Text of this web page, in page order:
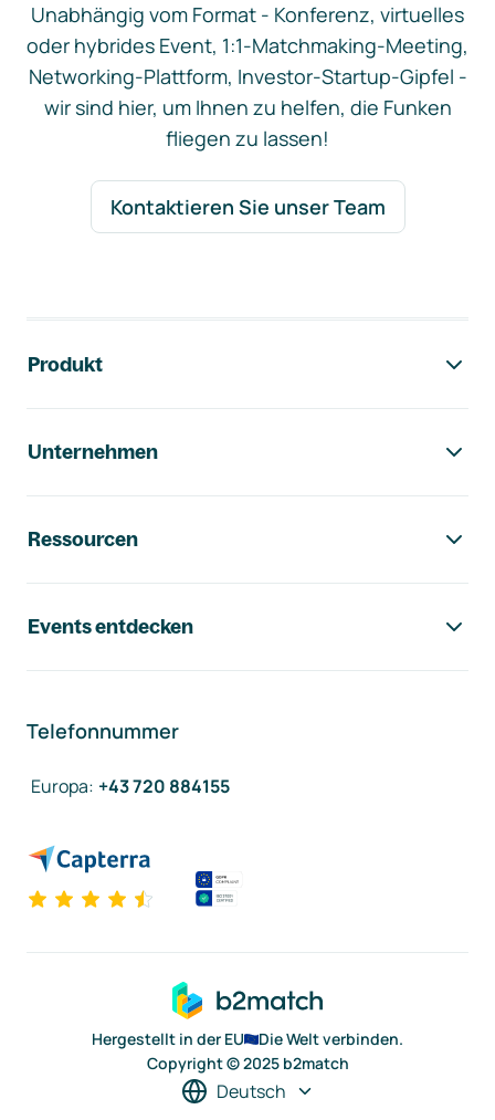
Unabhängig vom Format - Konferenz, virtuelles
oder hybrides Event, 1:1-Matchmaking-Meeting,
Networking-Plattform, Investor-Startup-Gipfel -
wir sind hier, um Ihnen zu helfen, die Funken
fliegen zu lassen!
Kontaktieren Sie unser Team
Produkt
Unternehmen
Ressourcen
Events entdecken
Telefonnummer
Europa: +43 720 884155
Hergestellt in der EU
Die Welt verbinden.
Copyright © 2025 b2match
Deutsch